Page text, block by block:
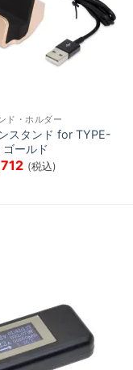
ド・ホルダー
スタンド for TYPE-
ゴールド
(税込)